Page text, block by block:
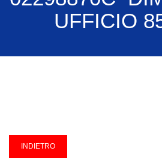
UFFICIO